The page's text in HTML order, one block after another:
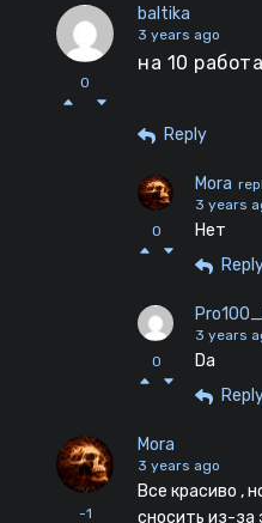
0
baltika
3 years ago
на 10
Reply
0
Mora
3 years
Нет
0
3 years
Da
-1
Mora
3 years ago
Все красиво ,
сносить из-за